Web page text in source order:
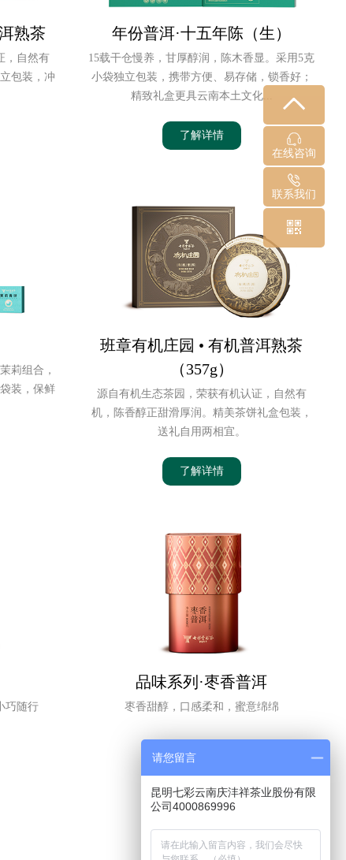
熟茶
，自然有
包装，冲
年份普洱·十五年陈（生）
15载干仓慢养，甘厚醇润，陈木香显。采用5克
小袋独立包装，携带方便、易存储，锁香好；
精致礼盒更具云南本土文化...
了解详情
莉组合，
装，保鲜
班章有机庄园 • 有机普洱熟茶
（357g）
源自有机生态茶园，荣获有机认证，自然有
机，陈香醇正甜滑厚润。精美茶饼礼盒包装，
送礼自用两相宜。
了解详情
巧随行
品味系列·枣香普洱
枣香甜醇，口感柔和，蜜意绵绵
在线咨询
联系我们
请您留言
昆明七彩云南庆沣祥茶业股份有限
公司4000869996